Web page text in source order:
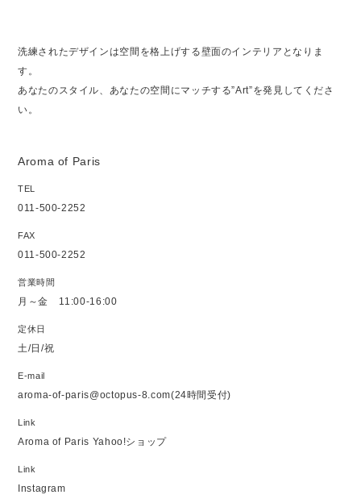
洗練されたデザインは空間を格上げする壁面のインテリアとなりま
す。
あなたのスタイル、あなたの空間にマッチする”Art”を発見してくださ
い。
Aroma of Paris
TEL
011-500-2252
FAX
011-500-2252
営業時間
月～金 11:00-16:00
定休日
土/日/祝
E-mail
aroma-of-paris@octopus-8.com(24時間受付)
Link
Aroma of Paris Yahoo!ショップ
Link
Instagram